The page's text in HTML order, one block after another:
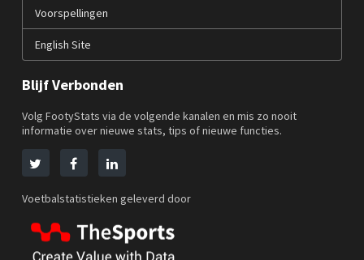
Voorspellingen
English Site
Blijf Verbonden
Volg FootyStats via de volgende kanalen en mis zo nooit
informatie over nieuwe stats, tips of nieuwe functies.
Voetbalstatistieken geleverd door